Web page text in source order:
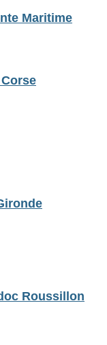
Maritime
Roussillon